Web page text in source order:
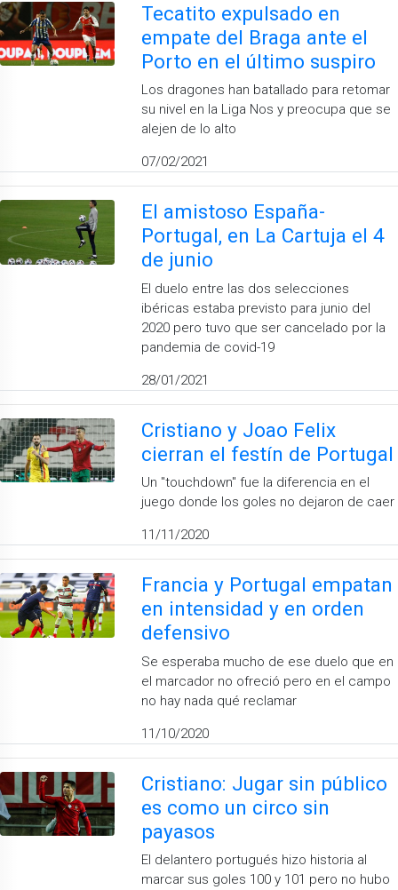
Tecatito expulsado en
empate del Braga ante el
Porto en el último suspiro
Los dragones han batallado para retomar
su nivel en la Liga Nos y preocupa que se
alejen de lo alto
07/02/2021
El amistoso España-
Portugal, en La Cartuja el 4
de junio
El duelo entre las dos selecciones
ibéricas estaba previsto para junio del
2020 pero tuvo que ser cancelado por la
pandemia de covid-19
28/01/2021
Cristiano y Joao Felix
cierran el festín de Portugal
Un "touchdown" fue la diferencia en el
juego donde los goles no dejaron de caer
11/11/2020
Francia y Portugal empatan
en intensidad y en orden
defensivo
Se esperaba mucho de ese duelo que en
el marcador no ofreció pero en el campo
no hay nada qué reclamar
11/10/2020
Cristiano: Jugar sin público
es como un circo sin
payasos
El delantero portugués hizo historia al
marcar sus goles 100 y 101 pero no hubo